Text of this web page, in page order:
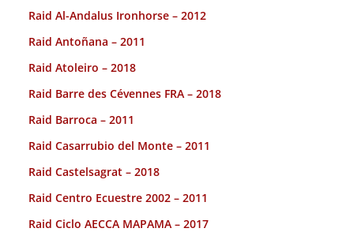
Raid Al-Andalus Ironhorse – 2012
Raid Antoñana – 2011
Raid Atoleiro – 2018
Raid Barre des Cévennes FRA – 2018
Raid Barroca – 2011
Raid Casarrubio del Monte – 2011
Raid Castelsagrat – 2018
Raid Centro Ecuestre 2002 – 2011
Raid Ciclo AECCA MAPAMA – 2017